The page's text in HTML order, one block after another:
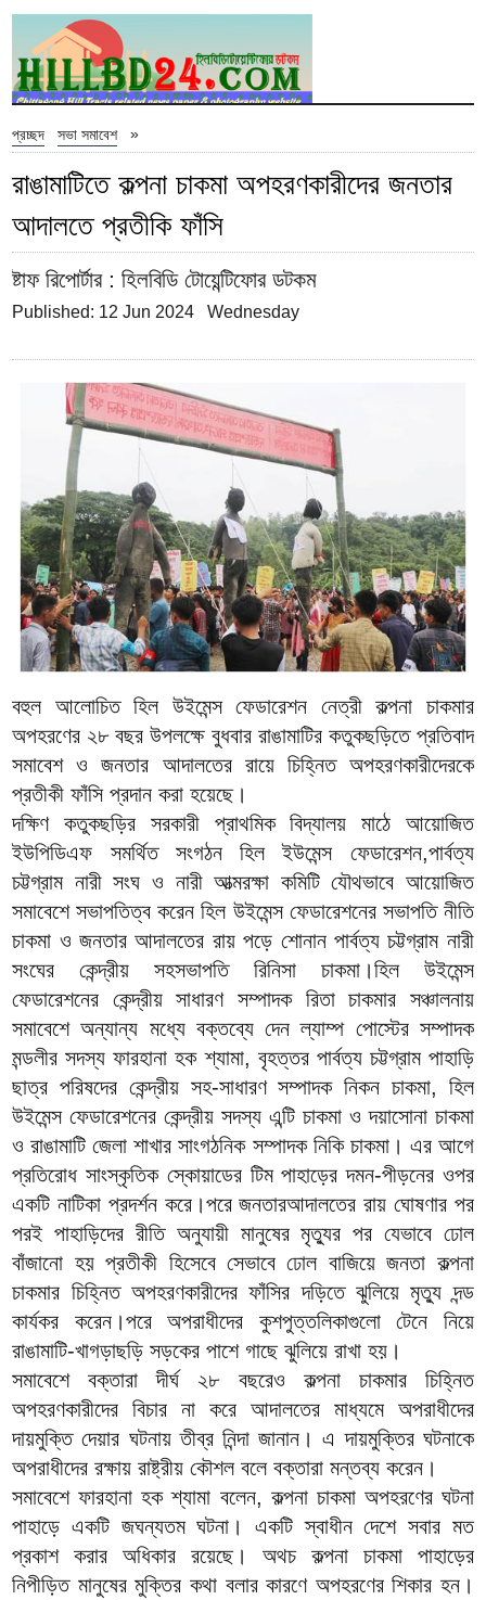
প্রচ্ছদ »
সভা সমাবেশ
রাঙামাটিতে কল্পনা চাকমা অপহরণকারীদের জনতার
আদালতে প্রতীকি ফাঁসি
ষ্টাফ রিপোর্টার: হিলবিডি টোয়েন্টিফোর ডটকম
Published: 12 Jun 2024 Wednesday
বহুল আলোচিত হিল উইমেন্স ফেডারেশন নেত্রী কল্পনা চাকমার
অপহরণের ২৮ বছর উপলক্ষে বুধবার রাঙামাটির কতুকছড়িতে প্রতিবাদ
সমাবেশ ও জনতার আদালতের রায়ে চিহ্নিত অপহরণকারীদেরকে
প্রতীকী ফাঁসি প্রদান করা হয়েছে।
দক্ষিণ কতুকছড়ির সরকারী প্রাথমিক বিদ্যালয় মাঠে আয়োজিত
ইউপিডিএফ সমর্থিত সংগঠন হিল ইউমেন্স ফেডারেশন,পার্বত্য
চট্টগ্রাম নারী সংঘ ও নারী আত্মরক্ষা কমিটি যৌথভাবে আয়োজিত
সমাবেশে সভাপতিত্ব করেন হিল উইমেন্স ফেডারেশনের সভাপতি নীতি
চাকমা ও জনতার আদালতের রায় পড়ে শোনান পার্বত্য চট্টগ্রাম নারী
সংঘের কেন্দ্রীয় সহসভাপতি রিনিসা চাকমা।হিল উইমেন্স
ফেডারেশনের কেন্দ্রীয় সাধারণ সম্পাদক রিতা চাকমার সঞ্চালনায়
সমাবেশে অন্যান্য মধ্যে বক্তব্যে দেন ল্যাম্প পোস্টের সম্পাদক
মন্ডলীর সদস্য ফারহানা হক শ্যামা, বৃহত্তর পার্বত্য চট্টগ্রাম পাহাড়ি
ছাত্র পরিষদের কেন্দ্রীয় সহ-সাধারণ সম্পাদক নিকন চাকমা, হিল
উইমেন্স ফেডারেশনের কেন্দ্রীয় সদস্য এন্টি চাকমা ও দয়াসোনা চাকমা
ও রাঙামাটি জেলা শাখার সাংগঠনিক সম্পাদক নিকি চাকমা। এর আগে
প্রতিরোধ সাংস্কৃতিক স্কোয়াডের টিম পাহাড়ের দমন-পীড়নের ওপর
একটি নাটিকা প্রদর্শন করে।পরে জনতারআদালতের রায় ঘোষণার পর
পরই পাহাড়িদের রীতি অনুযায়ী মানুষের মৃত্যুর পর যেভাবে ঢোল
বাঁজানো হয় প্রতীকী হিসেবে সেভাবে ঢোল বাজিয়ে জনতা কল্পনা
চাকমার চিহ্নিত অপহরণকারীদের ফাঁসির দড়িতে ঝুলিয়ে মৃত্যু দন্ড
কার্যকর করেন।পরে অপরাধীদের কুশপুত্তলিকাগুলো টেনে নিয়ে
রাঙামাটি-খাগড়াছড়ি সড়কের পাশে গাছে ঝুলিয়ে রাখা হয়।
সমাবেশে বক্তারা দীর্ঘ ২৮ বছরেও কল্পনা চাকমার চিহ্নিত
অপহরণকারীদের বিচার না করে আদালতের মাধ্যমে অপরাধীদের
দায়মুক্তি দেয়ার ঘটনায় তীব্র নিন্দা জানান। এ দায়মুক্তির ঘটনাকে
অপরাধীদের রক্ষায় রাষ্ট্রীয় কৌশল বলে বক্তারা মন্তব্য করেন।
সমাবেশে ফারহানা হক শ্যামা বলেন, কল্পনা চাকমা অপহরণের ঘটনা
পাহাড়ে একটি জঘন্যতম ঘটনা। একটি স্বাধীন দেশে সবার মত
প্রকাশ করার অধিকার রয়েছে। অথচ কল্পনা চাকমা পাহাড়ের
নিপীড়িত মানুষের মুক্তির কথা বলার কারণে অপহরণের শিকার হন।